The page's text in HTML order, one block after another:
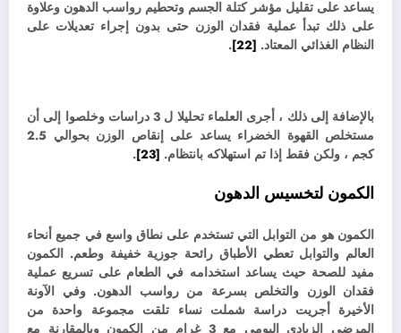
يساعد على تقليل مؤشر كتلة الجسم وتحطيم رواسب الدهون وعلاوة
على ذلك تبدأ عملية فقدان الوزن حتى بدون إجراء تعديلات على
النظام الغذائي المعتاد. [22]
.
بالإضافة إلى ذلك ، أجرى العلماء تحليلا ل 3 دراسات وخلصوا إلى أن
مستخلص القهوة الخضراء يساعد على إنقاص الوزن بحوالي 2.5
كجم ، ولكن فقط إذا تم استهلاكه بانتظام. [23]
.
الكمون لتخسيس الدهون
الكمون هو من التوابل التي تستخدم على نطاق واسع في جميع أنحاء
العالم والتوابل تعطي الأطباق رائحة جوزية خفيفة وطعم. الكمون
مفيد للصحة حيث يساعد استخدامه في الطعام على تسريع عملية
فقدان الوزن والتخلص بسرعة من رواسب الدهون.وفي الآونة
الأخيرة أجريت دراسة شملت نساء تلقت مجموعة واحدة من
المرضى الزبادي اليومي مع 3 غرام من الكمون وبالمقارنة مع